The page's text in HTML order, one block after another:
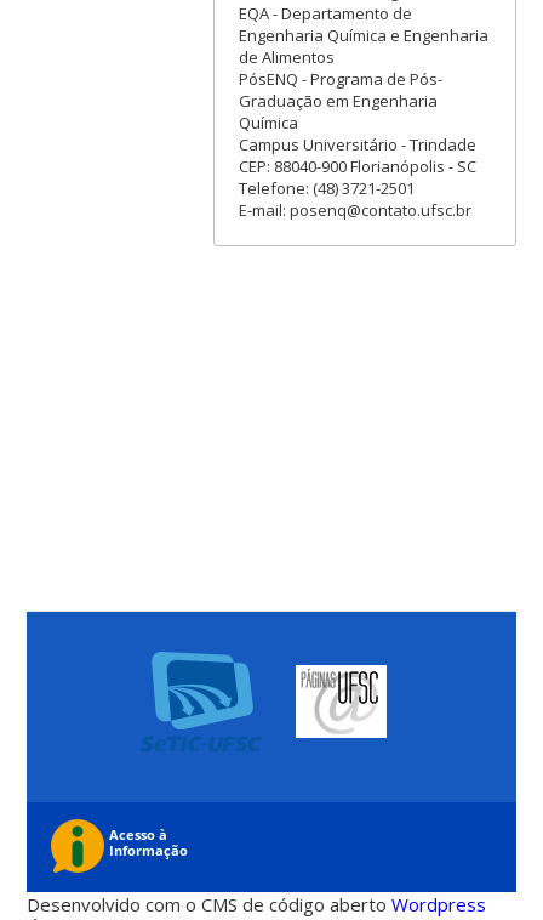
EQA - Departamento de
Engenharia Química e Engenharia
de Alimentos
PósENQ - Programa de Pós-
Graduação em Engenharia
Química
Campus Universitário - Trindade
CEP: 88040-900 Florianópolis - SC
Telefone: (48) 3721-2501
E-mail: posenq@contato.ufsc.br
Desenvolvido com o CMS de código abertoWordpress